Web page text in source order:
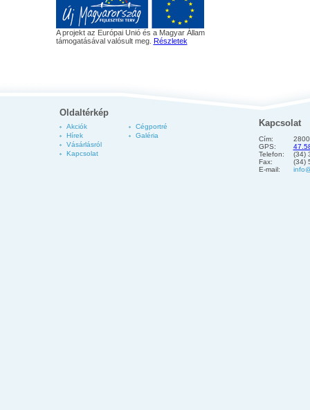
A projekt az Európai Unió és a Magyar Állam
támogatásával valósult meg. Részletek
Oldaltérkép
Akciók
Hírek
Vásárlásról
Kapcsolat
Cégportré
Galéria
Kapcsolat
Cím:
GPS:
Telefon:
(34)
Fax:
(34)
E-mail: